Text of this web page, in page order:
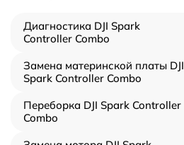
Диагностика DJI Spark
Controller Combo
Замена материнской платы DJI
Spark Controller Combo
Переборка DJI Spark Controller
Combo